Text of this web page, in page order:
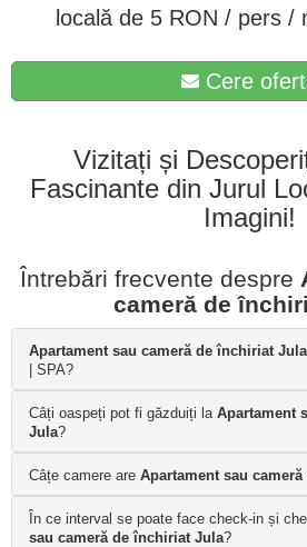
locală de 5 RON / pers /
Cere
Vizitați și
Fascinante din Jurul
Imagini!
Întrebări frecvente despre
cameră de
Apartament sau cameră de închiriat Jula
| SPA?
Câți oaspeți pot fi găzduiți la Apartament
Jula?
Câțe camere are Apartament sau
În ce interval se poate face check-in și
sau cameră de închiriat Jula?